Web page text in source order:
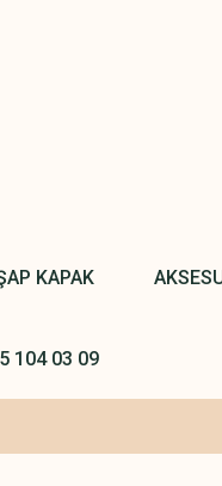
KAPAK
104 03 09